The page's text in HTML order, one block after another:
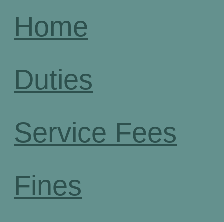
Home
Duties
Service Fees
Fines